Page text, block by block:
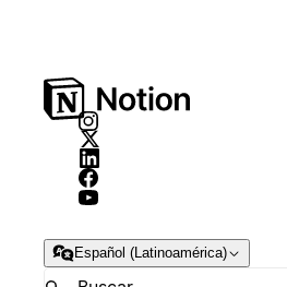
Español (Latinoamérica)